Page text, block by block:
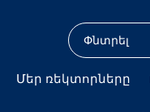
Մեր ռեկտորները